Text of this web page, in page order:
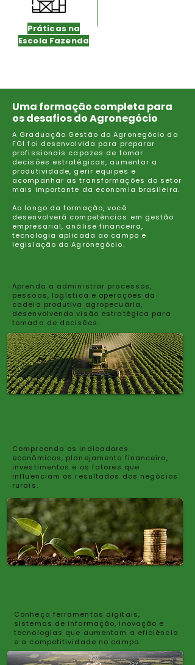
Práticas na
Escola Fazenda
Uma formação completa para
os desafios do Agronegócio
A Graduação Gestão do Agronegócio da
FGI foi desenvolvida para preparar
profissionais capazes de tomar
decisões estratégicas, aumentar a
produtividade, gerir equipes e
acompanhar as transformações do setor
mais importante da economia brasileira.
Ao longo da formação, você
desenvolverá competências em gestão
empresarial, análise financeira,
tecnologia aplicada ao campo e
legislação do Agronegócio.
Aprenda a administrar processos,
pessoas, logística e operações da
cadeia produtiva agropecuária,
desenvolvendo visão estratégica para
tomada de decisões.
Compreenda os indicadores
econômicos, planejamento financeiro,
investimentos e os fatores que
influenciam os resultados dos negócios
rurais.
Conheça ferramentas digitais,
sistemas de informação, inovação e
tecnologias que aumentam a eficiência
e a competitividade no campo.